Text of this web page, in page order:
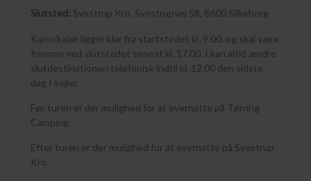
Slutsted: Svostrup Kro, Svostrupvej 58, 8600 Silkeborg
Kano/kajak ligger klar fra startstedet kl. 9.00, og skal være
fremme ved slutstedet senest kl. 17.00. I kan altid ændre
slutdestinationen telefonisk indtil kl. 12.00 den sidste
dag I sejler.
Før turen er der mulighed for at overnatte på Tørring
Camping.
Efter turen er der mulighed for at overnatte på Svostrup
Kro.